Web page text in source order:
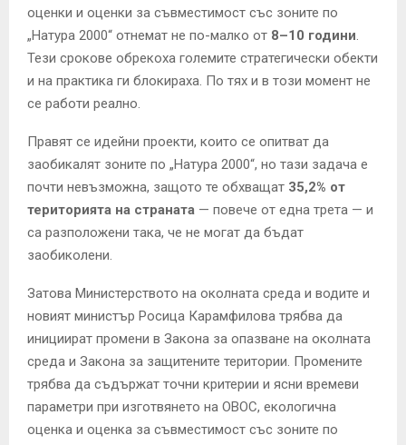
оценки и оценки за съвместимост със зоните по
„Натура 2000“ отнемат не по-малко от 8–10 години.
Тези срокове обрекоха големите стратегически обекти
и на практика ги блокираха. По тях и в този момент не
се работи реално.
Правят се идейни проекти, които се опитват да
заобикалят зоните по „Натура 2000“, но тази задача е
почти невъзможна, защото те обхващат 35,2% от
територията на страната — повече от една трета — и
са разположени така, че не могат да бъдат
заобиколени.
Затова Министерството на околната среда и водите и
новият министър Росица Карамфилова трябва да
инициират промени в Закона за опазване на околната
среда и Закона за защитените територии. Промените
трябва да съдържат точни критерии и ясни времеви
параметри при изготвянето на ОВОС, екологична
оценка и оценка за съвместимост със зоните по